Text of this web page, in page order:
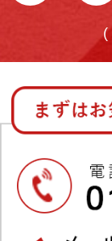
(